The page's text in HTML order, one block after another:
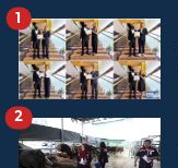
1
2